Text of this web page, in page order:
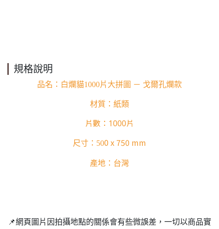
規格說明
品名：白爛貓1000片大拼圖 － 戈爾孔爛款
材質：紙類
片數： 1000片
尺寸：500 x750 mm
產地：台灣
📌網頁圖片因拍攝地點的關係會有些微誤差，一切以商品實